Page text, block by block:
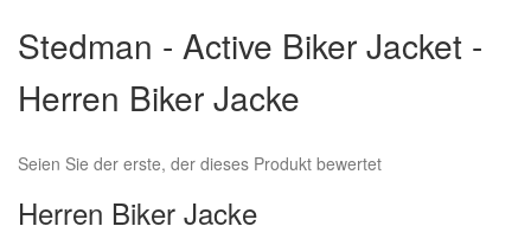
der
Bildergalerie
springen
Stedman - Active Biker Jacket -
Herren Biker Jacke
Seien Sie der erste, der dieses Produkt bewertet
Herren Biker Jacke